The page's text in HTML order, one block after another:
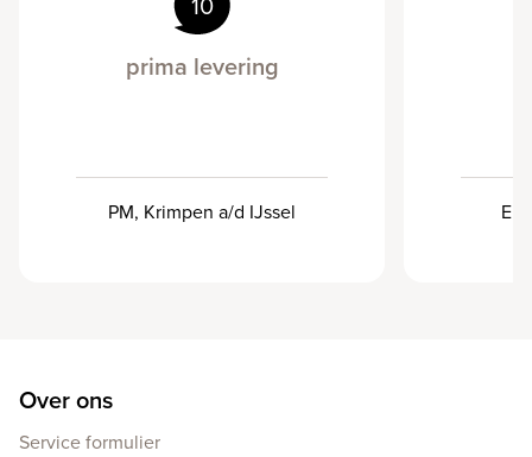
prima levering
PM, Krimpen a/d IJssel
Over ons
Service formulier